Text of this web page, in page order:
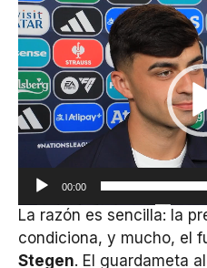
Reproductor
de
vídeo
00:00
La razón es sencilla: la
condiciona, y mucho, el
Stegen. El guardameta